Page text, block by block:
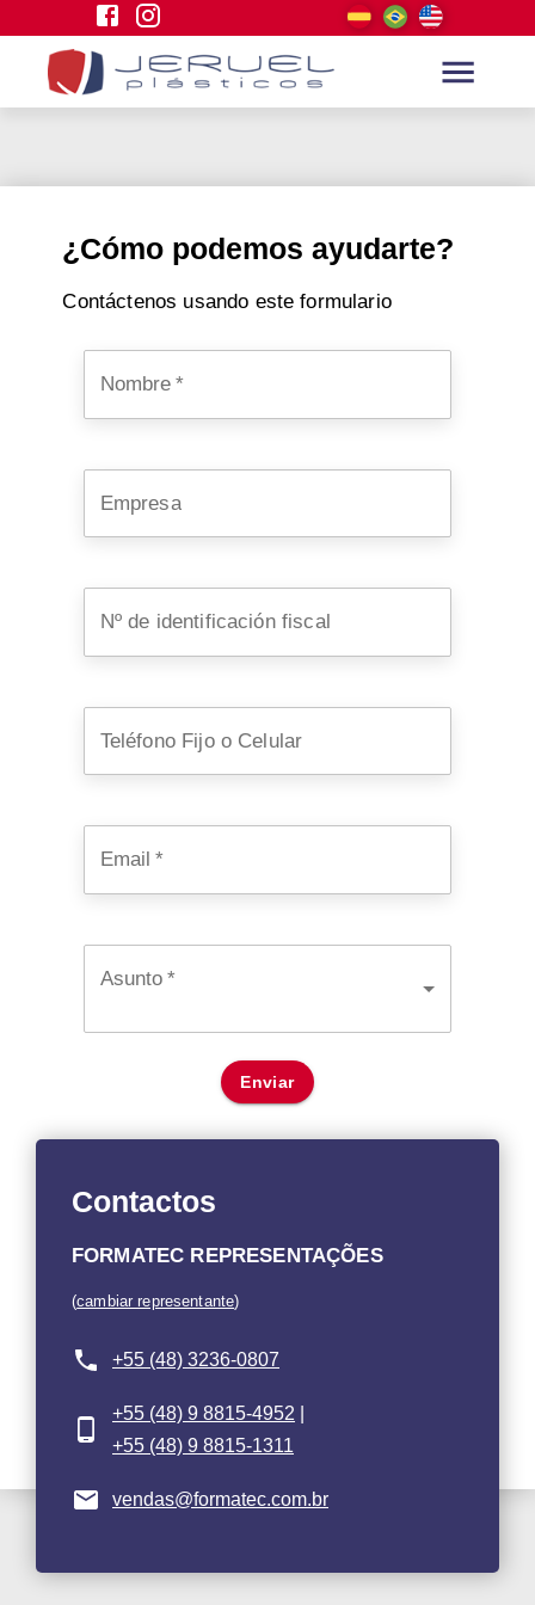
Contactos
FORMATEC REPRESENTAÇÕES
(cambiar representante)
+55 (48) 3236-0807
+55 (48) 9 8815-4952
+55 (48) 9 8815-1311
vendas@formatec.com.br
¿Cómo podemos ayudarte?
Contáctenos usando este formulario
Nombre *
Empresa
Nº de identificación fiscal
Teléfono Fijo o Celular
Email *
Asunto *
Enviar